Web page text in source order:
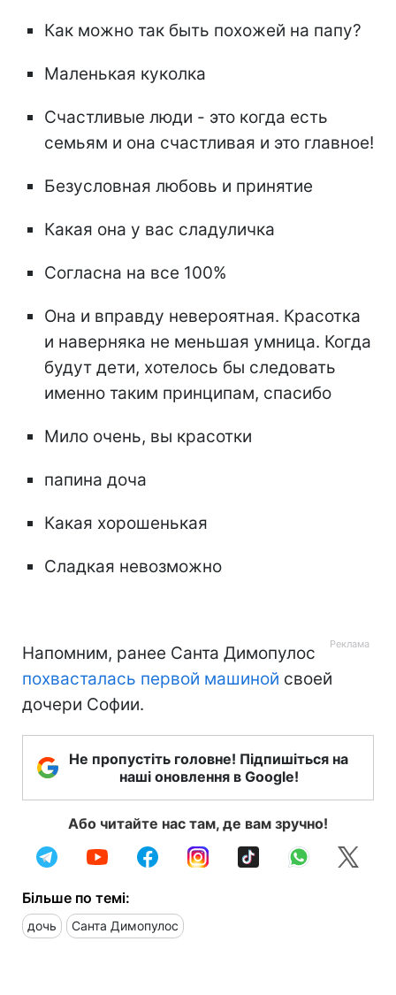
Как можно так быть похожей на папу?
Маленькая куколка
Счастливые люди - это когда есть
семьям и она счастливая и это главное!
Безусловная любовь и принятие
Какая она у вас сладуличка
Согласна на все 100%
Она и вправду невероятная. Красотка
и наверняка не меньшая умница. Когда
будут дети, хотелось бы следовать
именно таким принципам, спасибо
Мило очень, вы красотки
папина доча
Какая хорошенькая
Сладкая невозможно
Напомним, ранее Санта Димопулос
похвасталась первой машиной своей
дочери Софии.
Не пропустіть головне! Підпишіться на
наші оновлення в Google!
Або читайте нас там, де вам зручно!
Більше по темі:
дочь Санта Димопулос